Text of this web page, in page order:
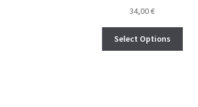
34,00€
Select Options